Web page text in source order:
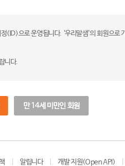
(ID)으로 운영됩니다. ‘우리말샘’의 회원으
니다.
만 14세 미만인 회원
알립니다 개발 지원(Open API)